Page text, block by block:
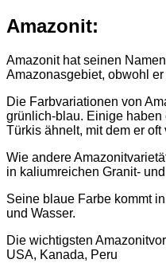
Amazonit:
Amazonit hat seinen
Amazonasgebiet, obwohl
Die Farbvariationen von
grünlich-blau. Einige
Türkis ähnelt, mit dem er
Wie andere
in kaliumreichen Granit-
Seine blaue Farbe kommt
und Wasser.
Die wichtigsten
USA, Kanada, Peru